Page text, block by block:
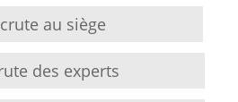
au siège
des experts